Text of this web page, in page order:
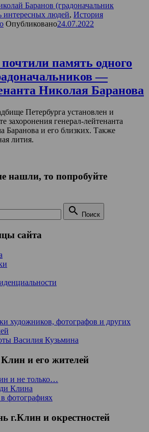
Баранов (градоначальник
интересных людей, История
Опубликовано24.07.2022
память одного
—
Николая Баранова
Петербурга установлен и
захоронения генерал-лейтенанта
Баранова и его близких. Также
лития.
нашли, то попробуйте
 Поиск
сайта
художников, фотографов и других
Василия Кузьмина
и его жителей
и не только…
Клина
фотографиях
г.Клин и окрестностей